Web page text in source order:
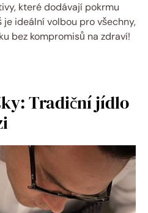
které dodávají pokrmu
je ideální volbou pro všechny,
bez kompromisů na zdraví!
Tradiční jídlo